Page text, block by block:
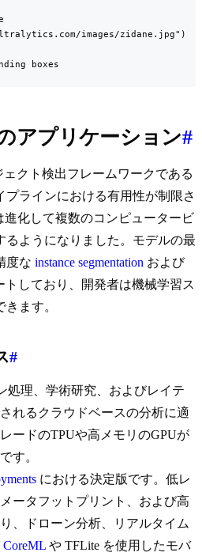
images/zidane.jpg")
boxes
アプリケーション#
クト検出フレームワークである
プラインにおける有用性が制限さ
化して複数のコンピュータービ
るようになりました。モデルの最
度な instance segmentation および
トしており、開発者は機械学習ス
ます。
#
処理、学術研究、およびレイテ
れるクラウドベースの分析に適
ードのTPUや高メモリのGPUが
す。
における決定版です。低レ
ータフットプリント、および高
、ドローン分析、リアルタイム
CoreML や TFLite を使用したモバ